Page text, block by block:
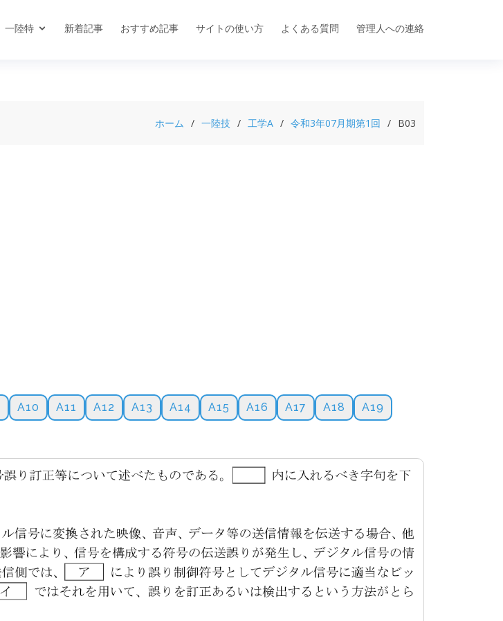
一陸特 新着記事 おすすめ記事 サイトの使い方 よくある質問 管理人への連絡
ホーム 一陸技 工学A 令和3年07月期第1回 B03
A10 A11 A12 A13 A14 A15 A16 A17 A18
A19